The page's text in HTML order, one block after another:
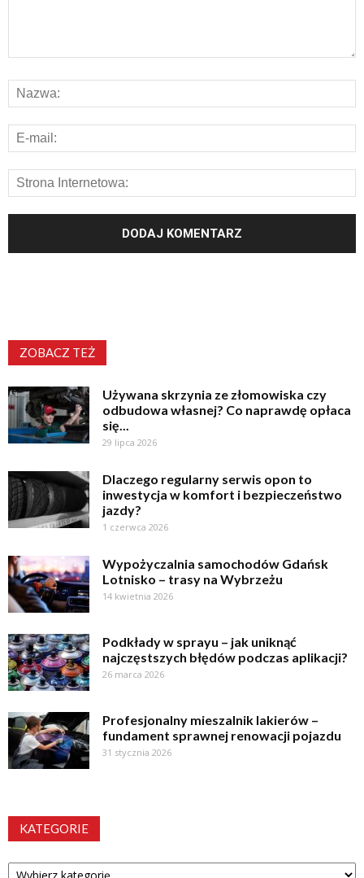
ZOBACZ TEŻ
Używana skrzynia ze złomowiska czy
odbudowa własnej? Co naprawdę opłaca
się...
29 lipca 2026
Dlaczego regularny serwis opon to
inwestycja w komfort i bezpieczeństwo
jazdy?
1 czerwca 2026
Wypożyczalnia samochodów Gdańsk
Lotnisko – trasy na Wybrzeżu
14 kwietnia 2026
Podkłady w sprayu – jak uniknąć
najczęstszych błędów podczas aplikacji?
26 marca 2026
Profesjonalny mieszalnik lakierów –
fundament sprawnej renowacji pojazdu
31 stycznia 2026
KATEGORIE
Kategorie